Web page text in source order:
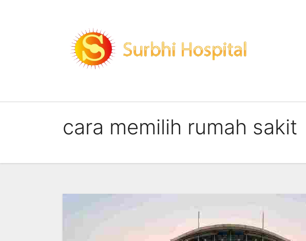
cara memilih rumah sakit